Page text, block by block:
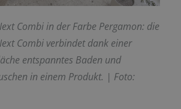
Combi in der Farbe Pergamon: die
Combi verbindet dank einer
entspanntes Baden und
in einem Produkt. | Foto: